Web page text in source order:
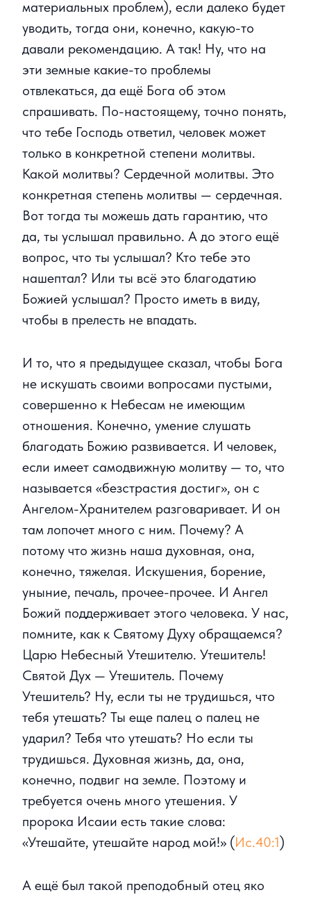
материальных проблем), если далеко будет
уводить, тогда они, конечно, какую-то
давали рекомендацию. А так! Ну, что на
эти земные какие-то проблемы
отвлекаться, да ещё Бога об этом
спрашивать. По-настоящему, точно понять,
что тебе Господь ответил, человек может
только в конкретной степени молитвы.
Какой молитвы? Сердечной молитвы. Это
конкретная степень молитвы — сердечная.
Вот тогда ты можешь дать гарантию, что
да, ты услышал правильно. А до этого ещё
вопрос, что ты услышал? Кто тебе это
нашептал? Или ты всё это благодатию
Божией услышал? Просто иметь в виду,
чтобы в прелесть не впадать.
И то, что я предыдущее сказал, чтобы Бога
не искушать своими вопросами пустыми,
совершенно к Небесам не имеющим
отношения. Конечно, умение слушать
благодать Божию развивается. И человек,
если имеет самодвижную молитву — то, что
называется «безстрастия достиг», он с
Ангелом-Хранителем разговаривает. И он
там лопочет много с ним. Почему? А
потому что жизнь наша духовная, она,
конечно, тяжелая. Искушения, борение,
уныние, печаль, прочее-прочее. И Ангел
Божий поддерживает этого человека. У нас,
помните, как к Святому Духу обращаемся?
Царю Небесный Утешителю. Утешитель!
Святой Дух — Утешитель. Почему
Утешитель? Ну, если ты не трудишься, что
тебя утешать? Ты еще палец о палец не
ударил? Тебя что утешать? Но если ты
трудишься. Духовная жизнь, да, она,
конечно, подвиг на земле. Поэтому и
требуется очень много утешения. У
пророка Исаии есть такие слова:
«Утешайте, утешайте народ мой!» (Ис.40:1)
А ещё был такой преподобный отец яко